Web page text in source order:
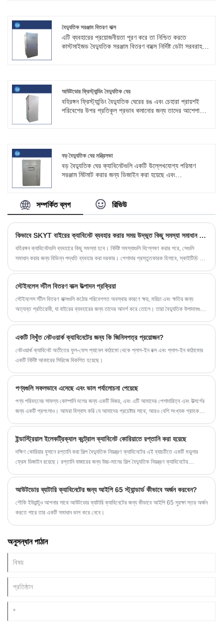
বৈদ্যুতিক সরঞ্জাম বিতরণ বাক্স
এটি ব্যবহারের প্রয়োজনীয়তা পূরণ করে তা নিশ্চিত করতে
কাস্টমাইজড বৈদ্যুতিক সরঞ্জাম বিতরণ বাক্সে নির্দিষ্ট ডেটা সরবরাহ
আউটডোর ফ্রিস্ট্যান্ডিং বৈদ্যুতিক ঘের
বহিরঙ্গন ফ্রিস্ট্যান্ডিং বৈদ্যুতিক ঘেরের রঙ এবং চেহারা প্রায়শই
পরিবেশের উপর প্রতিকূল প্রভাব কমানোর জন্য তাদের আশেপাশের
বড় বৈদ্যুতিক ঘের মন্ত্রিসভা
বড় বৈদ্যুতিক ঘের ক্যাবিনেটগুলি একটি উল্লেখযোগ্য পরিমাণ
সরঞ্জাম মিটমাট করার জন্য ডিজাইন করা হয়েছে এবং
নমনীয়তার অনুমতি দিয়ে তাদের স্বতন্ত্রতা যোগ করে।
সম্পর্কিত ব্লগ রিভিউ
কিভাবে SKYT বাইরের ক্যাবিনেট ব্যবহার করার সময় উদ্ভূত কিছু সমস্যা সমাধান করে?
বহিরঙ্গন ক্যাবিনেটগুলি ব্যবহারে কিছু সমস্যা হবে। নির্দিষ্ট সমস্যাগুলি বিশ্লেষণ করার পরে, সেগুলি
সমাধান করার জন্য বিভিন্ন পদ্ধতি ব্যবহার করা দরকার। পেশাদার প্রস্তুতকারক হিসাবে, স্কাইটি® এর
স্টেইনলেস স্টীল বিতরণ বাক্স উত্পাদন প্রক্রিয়া
স্টেইনলেস স্টীল বিতরণ বাক্সগুলি কঠোর পরিবেশগত অবস্থার কারণে ক্ষয়, মরিচা এবং ক্ষতির জন্য
অত্যন্ত প্রতিরোধী, যা বাইরের ব্যবহারের জন্য তাদের আদর্শ করে তোলে। তারা বৈদ্যুতিক উপাদানগুলির
একটি নিখুঁত নেটওয়ার্ক ক্যাবিনেটের জন্য কি জিনিসপত্র প্রয়োজন?
নেটওয়ার্ক ক্যাবিনেট অতীতের ফুল-ফেস প্যানেল কাঠামো থেকে প্লাগ-ইন বক্স এবং প্লাগ-ইন কাঠামোর
একটি নির্দিষ্ট আকারের সিরিজে বিকশিত হয়েছে।
পণ্যগুলি সফলভাবে এসেছে এবং ভাল পর্যালোচনা পেয়েছে
পণ্য পরিবহনের সাফল্য কোম্পানি দলের জন্য একটি বিজয়, এবং এটি আমাদের পেশাদারিত্ব এবং উত্সর্গের
জন্য একটি প্রশংসাও। আমরা বিশ্বাস করি যে আমাদের প্রচেষ্টার সাথে, আরও বেশি সংখ্যক গ্রাহকরা
ইন্ডাস্ট্রিয়াল ইলেকট্রিক্যাল কন্ট্রোল ক্যাবিনেট কোরিয়াতে রপ্তানি করা হয়েছে
দক্ষিণ কোরিয়ার বুসানে রপ্তানি করা শিল্প বৈদ্যুতিক নিয়ন্ত্রণ ক্যাবিনেটের এই ব্যাচটিতে একটি মডুলার
ফ্রেম ডিজাইন রয়েছে। রপ্তানি বাজারের জন্য উচ্চ-মানের শিল্প বৈদ্যুতিক নিয়ন্ত্রণ ক্যাবিনেটের
আউটডোর ব্যাটারি ক্যাবিনেটের জন্য আইপি 65 স্ট্যান্ডার্ড কীভাবে অর্জন করবেন?
শৌকি ইউয়ান্টুও আপনার সাথে আউটডোর ব্যাটারি ক্যাবিনেটের জন্য কীভাবে আইপি 65 সুরক্ষা স্তর অর্জন
করতে পারে তার একটি সমাধান ভাগ করে নেবে।
অনুসন্ধান পাঠান